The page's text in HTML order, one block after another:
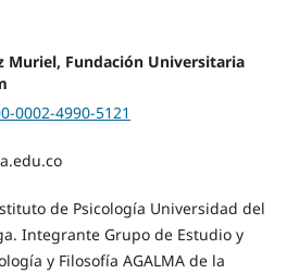
Muriel, Fundación Universitaria
0002-4990-5121
de Psicología Universidad del
Integrante Grupo de Estudio y
y Filosofía AGALMA de la